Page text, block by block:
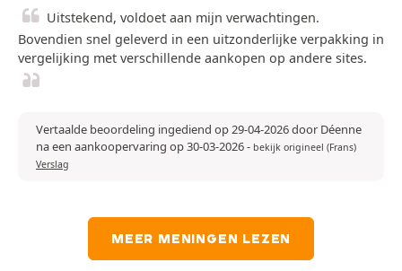
Uitstekend, voldoet aan mijn verwachtingen.
Bovendien snel geleverd in een uitzonderlijke verpakking in
vergelijking met verschillende aankopen op andere sites.
Vertaalde beoordeling ingediend op 29-04-2026 door Déenne
na een aankoopervaring op 30-03-2026- bekijk origineel (Frans)
Verslag
MEER MENINGEN LEZEN